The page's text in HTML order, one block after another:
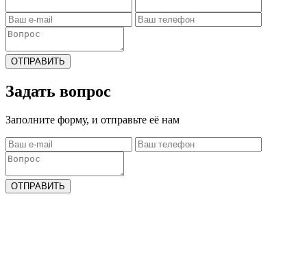
ОТПРАВИТЬ
Задать вопрос
Заполните форму, и отправьте её нам
ОТПРАВИТЬ